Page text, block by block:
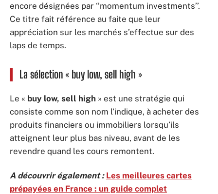
encore désignées par ‘’momentum investments’’.
Ce titre fait référence au faite que leur
appréciation sur les marchés s’effectue sur des
laps de temps.
La sélection « buy low, sell high »
Le « buy low, sell high » est une stratégie qui
consiste comme son nom l’indique, à acheter des
produits financiers ou immobiliers lorsqu’ils
atteignent leur plus bas niveau, avant de les
revendre quand les cours remontent.
A découvrir également : Les meilleures cartes
prépayées en France : un guide complet